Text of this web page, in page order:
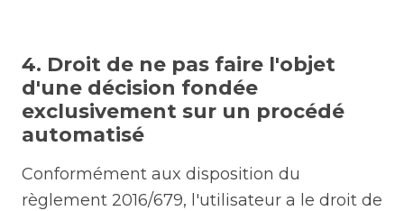
4. Droit de ne pas faire l'objet
d'une décision fondée
exclusivement sur un procédé
automatisé
Conformément aux disposition du
règlement 2016/679, l'utilisateur a le droit de